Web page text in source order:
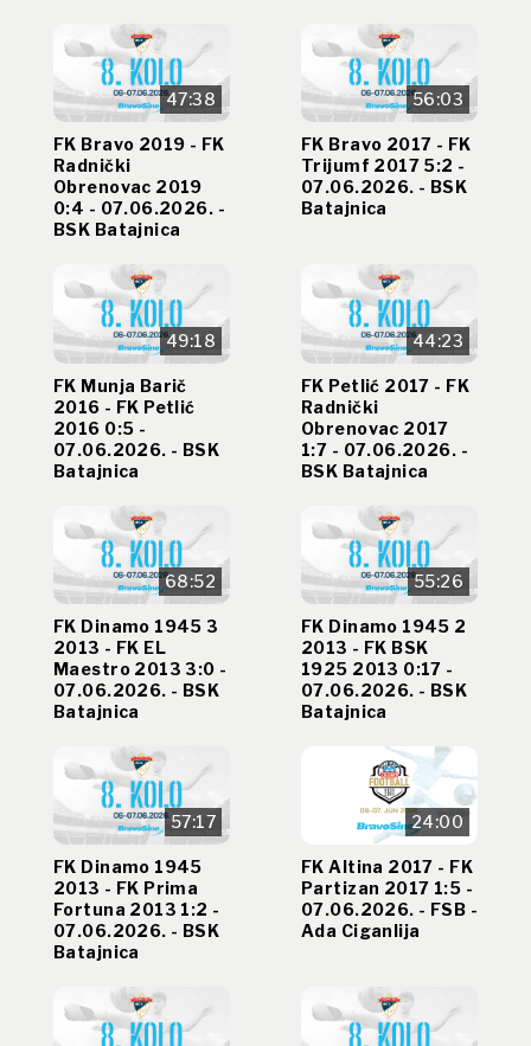
47:38
FK Bravo 2019 - FK
Radnički
Obrenovac 2019
0:4 - 07.06.2026. -
BSK Batajnica
56:03
FK Bravo 2017 - FK
Trijumf 2017 5:2 -
07.06.2026. - BSK
Batajnica
49:18
FK Munja Barič
2016 - FK Petlić
2016 0:5 -
07.06.2026. - BSK
Batajnica
44:23
FK Petlić 2017 - FK
Radnički
Obrenovac 2017
1:7 - 07.06.2026. -
BSK Batajnica
68:52
FK Dinamo 1945 3
2013 - FK EL
Maestro 2013 3:0 -
07.06.2026. - BSK
Batajnica
55:26
FK Dinamo 1945 2
2013 - FK BSK
1925 2013 0:17 -
07.06.2026. - BSK
Batajnica
57:17
FK Dinamo 1945
2013 - FK Prima
Fortuna 2013 1:2 -
07.06.2026. - BSK
Batajnica
24:00
FK Altina 2017 - FK
Partizan 2017 1:5 -
07.06.2026. - FSB -
Ada Ciganlija